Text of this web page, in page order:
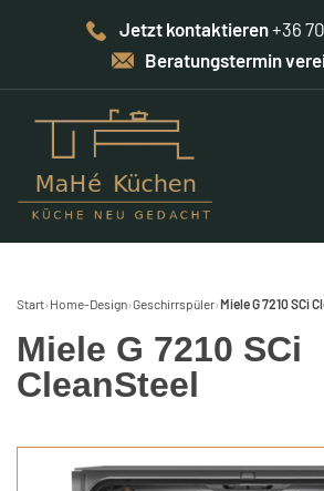
Jetzt kontaktieren+36
Beratungstermin
Start› Home-Design›Geschirrspüler›Miele G 7210 SCi
Miele G 7210 SCi
CleanSteel